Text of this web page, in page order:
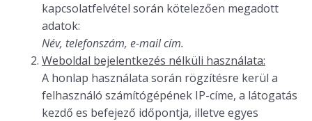
kapcsolatfelvétel során kötelezően megadott
adatok:
Név, telefonszám, e-mail cím.
Weboldal bejelentkezés nélküli használata:
A honlap használata során rögzítésre kerül a
felhasználó számítógépének IP-címe, a látogatás
kezdő es befejező időpontja, illetve egyes